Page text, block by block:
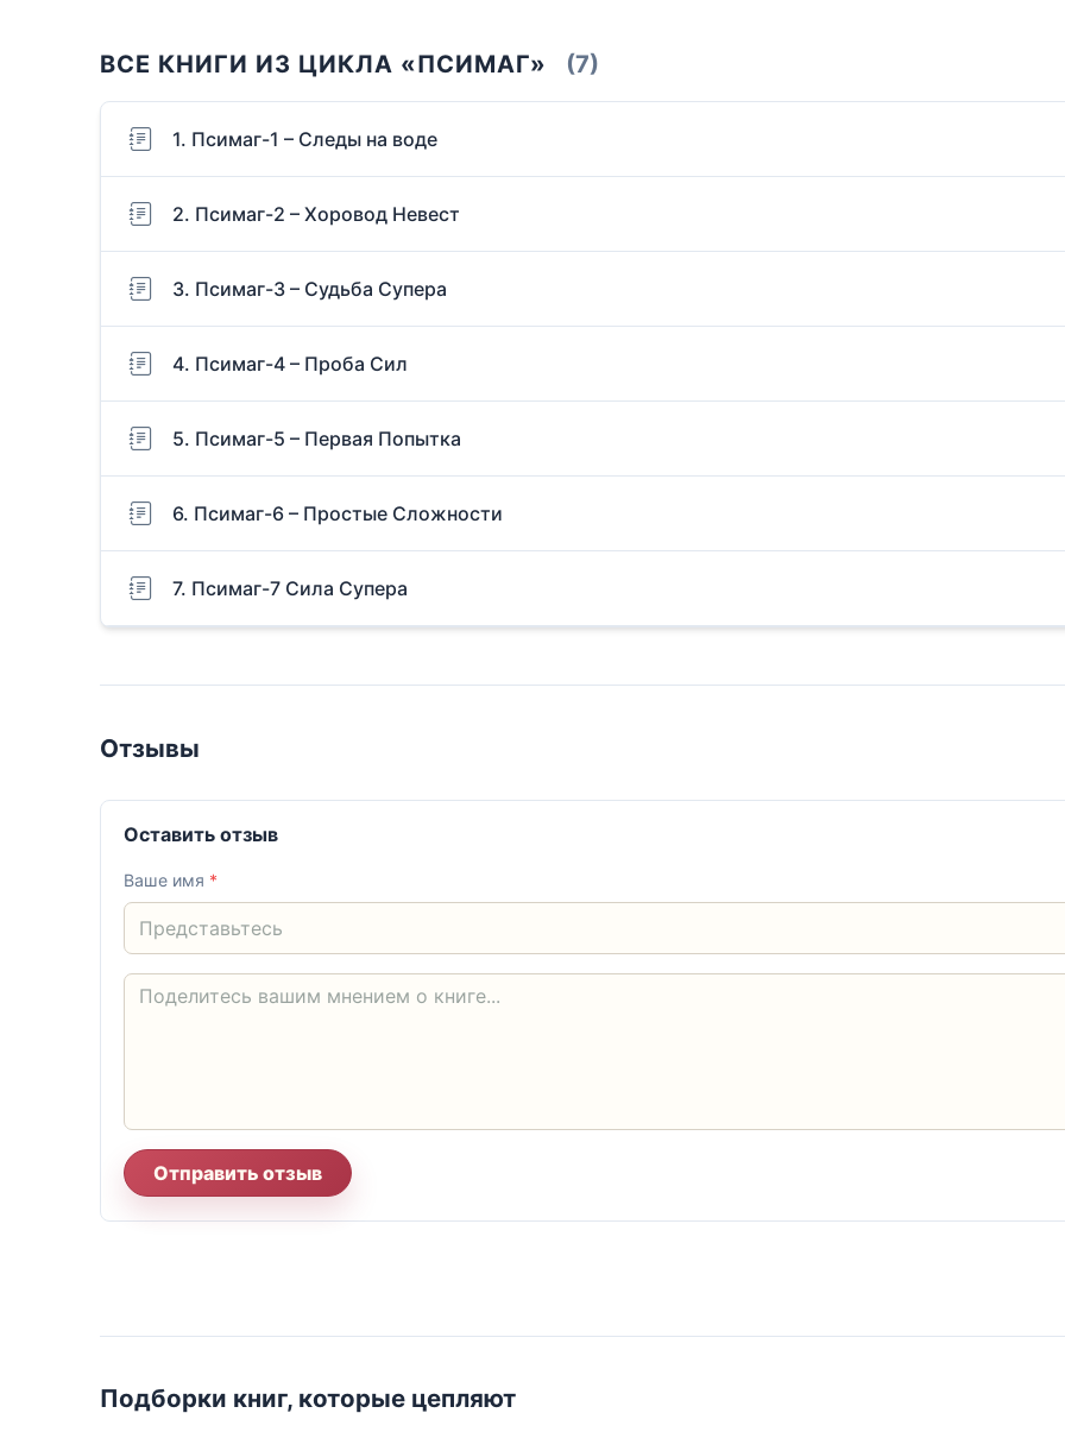
ВСЕ КНИГИ ИЗ ЦИКЛА «ПСИМАГ» (7)
1. Псимаг-1 – Следы на воде
2. Псимаг-2 – Хоровод Невест
3. Псимаг-3 – Судьба Супера
4. Псимаг-4 – Проба Сил
5. Псимаг-5 – Первая Попытка
6. Псимаг-6 – Простые Сложности
7. Псимаг-7 Сила Супера
Отзывы
Оставить отзыв
Ваше имя *
Отправить отзыв
Подборки книг, которые цепляют